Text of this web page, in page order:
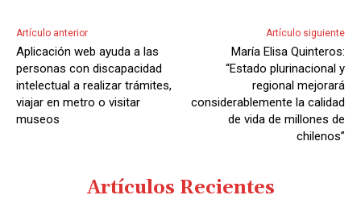
Artículo anterior
Aplicación web ayuda a las
personas con discapacidad
intelectual a realizar trámites,
viajar en metro o visitar
museos
Artículo siguiente
María Elisa Quinteros:
“Estado plurinacional y
regional mejorará
considerablemente la calidad
de vida de millones de
chilenos”
Artículos Recientes